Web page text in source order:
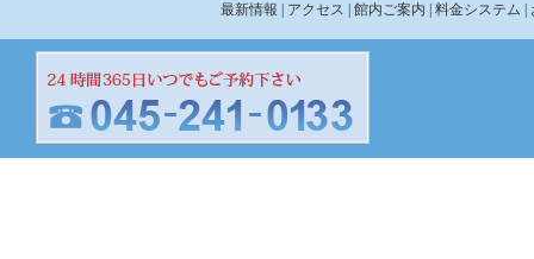
最新情報 | アクセス | 館内ご案内 | 料金システム